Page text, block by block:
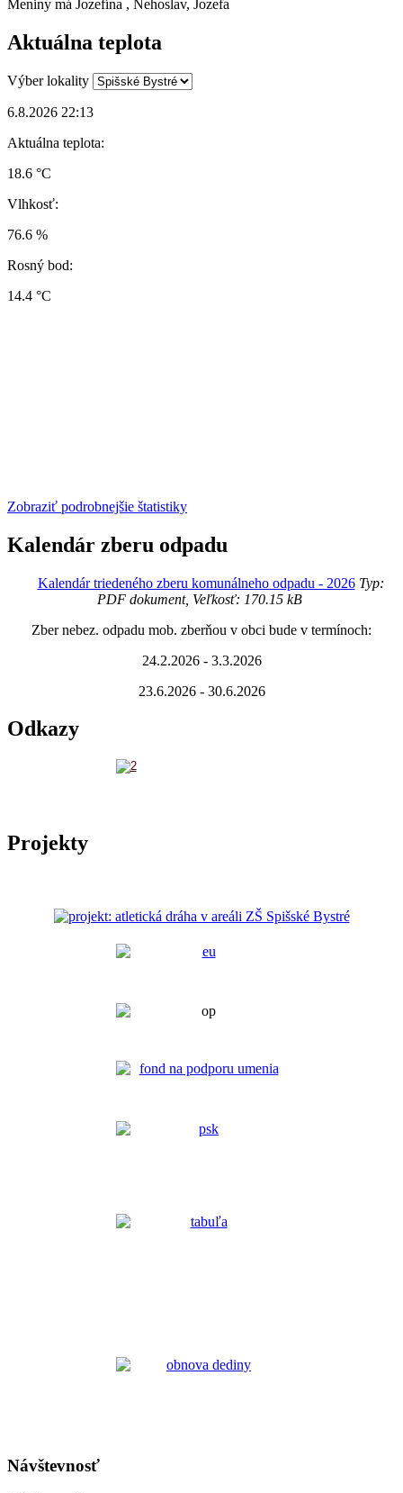
Meniny má Jozefína , Nehoslav, Jozefa
Aktuálna teplota
Výber lokality
6.8.2026 22:13
Aktuálna teplota:
18.6 °C
Vlhkosť:
76.6 %
Rosný bod:
14.4 °C
Zobraziť podrobnejšie štatistiky
Kalendár zberu odpadu
Kalendár triedeného zberu komunálneho odpadu - 2026Typ:
PDF dokument, Veľkosť: 170.15 kB
Zber nebez. odpadu mob. zberňou v obci bude v termínoch:
24.2.2026 - 3.3.2026
23.6.2026 - 30.6.2026
Odkazy
Projekty
Návštevnosť